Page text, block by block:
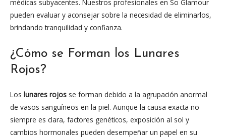
médicas subyacentes. Nuestros profesionales en So Glamour
pueden evaluar y aconsejar sobre la necesidad de eliminarlos,
brindando tranquilidad y confianza.
¿Cómo se Forman los Lunares
Rojos?
Los lunares rojos se forman debido a la agrupación anormal
de vasos sanguíneos en la piel. Aunque la causa exacta no
siempre es clara, factores genéticos, exposición al sol y
cambios hormonales pueden desempeñar un papel en su